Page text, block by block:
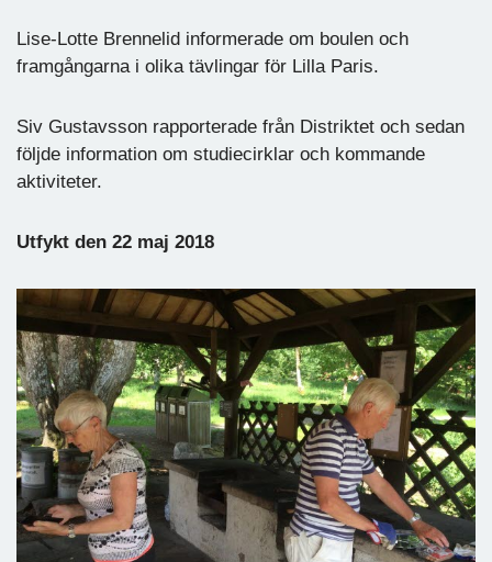
Lise-Lotte Brennelid informerade om boulen och
framgångarna i olika tävlingar för Lilla Paris.
Siv Gustavsson rapporterade från Distriktet och sedan
följde information om studiecirklar och kommande
aktiviteter.
Utfykt den 22 maj 2018